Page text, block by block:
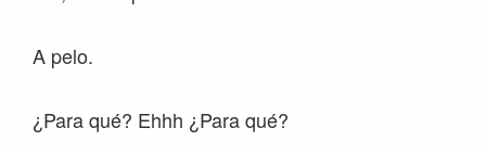
A pelo.
¿Para qué? Ehhh ¿Para qué?